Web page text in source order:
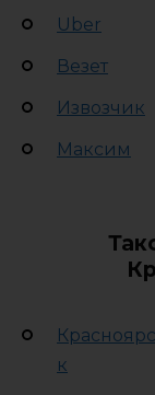
Uber
Везет
Извозчик
Максим
Красноярс
к